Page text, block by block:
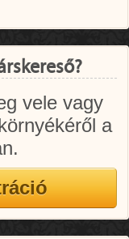
vele vagy
a